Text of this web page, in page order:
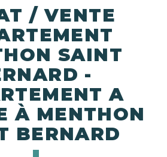
/ VENTE
SAINT
-
A
À MENTHON
BERNARD